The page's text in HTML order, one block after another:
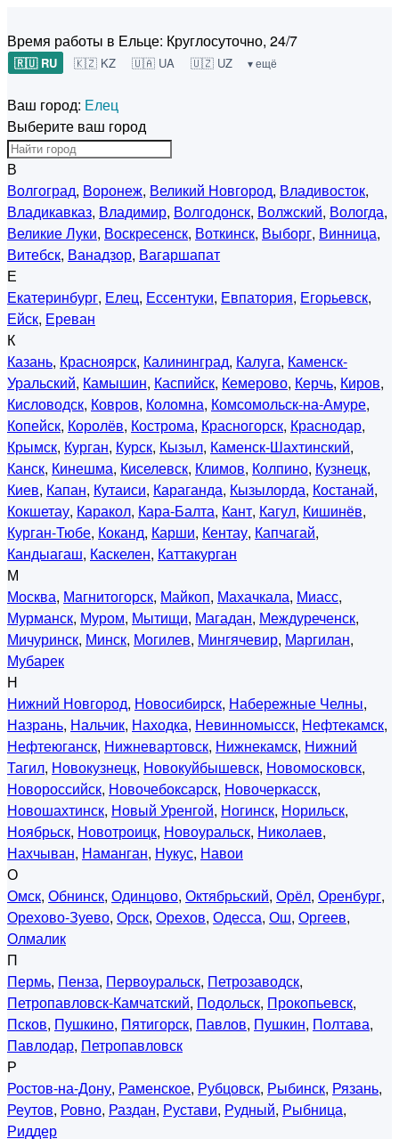
Время работы в Ельце: Круглосуточно, 24/7
🇷🇺 RU 🇰🇿 KZ 🇺🇦 UA 🇺🇿 UZ ▾ ещё
Ваш город: Елец
Выберите ваш город
В
Волгоград, Воронеж, Великий Новгород, Владивосток,
Владикавказ, Владимир, Волгодонск, Волжский, Вологда,
Великие Луки, Воскресенск, Воткинск, Выборг, Винница,
Витебск, Ванадзор, Вагаршапат
Е
Екатеринбург, Елец, Ессентуки, Евпатория, Егорьевск,
Ейск, Ереван
К
Казань, Красноярск, Калининград, Калуга, Каменск-
Уральский, Камышин, Каспийск, Кемерово, Керчь, Киров,
Кисловодск, Ковров, Коломна, Комсомольск-на-Амуре,
Копейск, Королёв, Кострома, Красногорск, Краснодар,
Крымск, Курган, Курск, Кызыл, Каменск-Шахтинский,
Канск, Кинешма, Киселевск, Климов, Колпино, Кузнецк,
Киев, Капан, Кутаиси, Караганда, Кызылорда, Костанай,
Кокшетау, Каракол, Кара-Балта, Кант, Кагул, Кишинёв,
Курган-Тюбе, Коканд, Карши, Кентау, Капчагай,
Кандыагаш, Каскелен, Каттакурган
М
Москва, Магнитогорск, Майкоп, Махачкала, Миасс,
Мурманск, Муром, Мытищи, Магадан, Междуреченск,
Мичуринск, Минск, Могилев, Мингячевир, Маргилан,
Мубарек
Н
Нижний Новгород, Новосибирск, Набережные Челны,
Назрань, Нальчик, Находка, Невинномысск, Нефтекамск,
Нефтеюганск, Нижневартовск, Нижнекамск, Нижний
Тагил, Новокузнецк, Новокуйбышевск, Новомосковск,
Новороссийск, Новочебоксарск, Новочеркасск,
Новошахтинск, Новый Уренгой, Ногинск, Норильск,
Ноябрьск, Новотроицк, Новоуральск, Николаев,
Нахчыван, Наманган, Нукус, Навои
О
Омск, Обнинск, Одинцово, Октябрьский, Орёл, Оренбург,
Орехово-Зуево, Орск, Орехов, Одесса, Ош, Оргеев,
Олмалик
П
Пермь, Пенза, Первоуральск, Петрозаводск,
Петропавловск-Камчатский, Подольск, Прокопьевск,
Псков, Пушкино, Пятигорск, Павлов, Пушкин, Полтава,
Павлодар, Петропавловск
Р
Ростов-на-Дону, Раменское, Рубцовск, Рыбинск, Рязань,
Реутов, Ровно, Раздан, Рустави, Рудный, Рыбница,
Риддер